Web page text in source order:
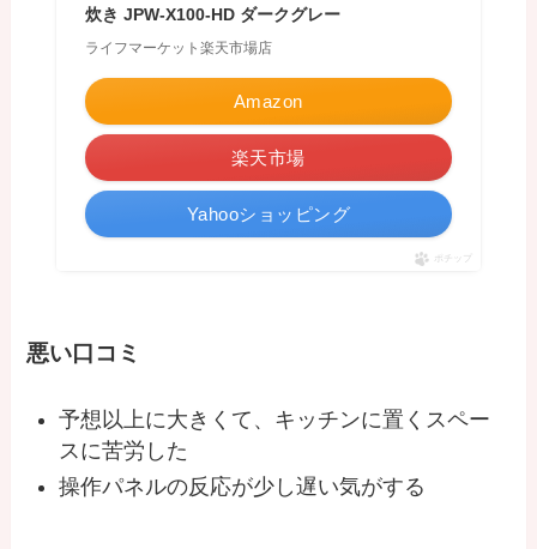
炊き JPW-X100-HD ダークグレー
ライフマーケット楽天市場店
Amazon
楽天市場
Yahooショッピング
ポチップ
悪い口コミ
予想以上に大きくて、キッチンに置くスペー
スに苦労した
操作パネルの反応が少し遅い気がする